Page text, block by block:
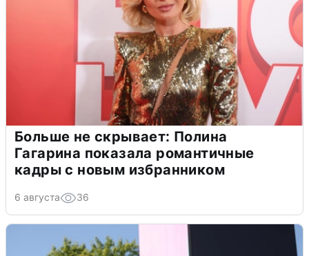
Больше не скрывает: Полина
Гагарина показала романтичные
кадры с новым избранником
6 августа 36